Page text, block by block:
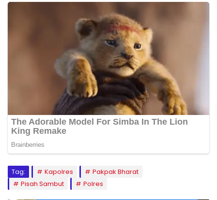
Tag: Kapolres
Pakpak Bharat
Pisah Sambut
Polres